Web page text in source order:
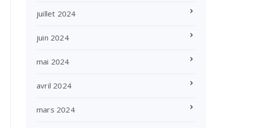
juillet 2024
juin 2024
mai 2024
avril 2024
mars 2024